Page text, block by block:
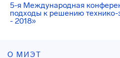
5-я Международная
подходы к решению
- 2018»
О МИЭТ